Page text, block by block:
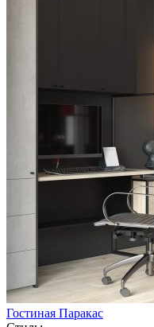
Гостиная Паракас